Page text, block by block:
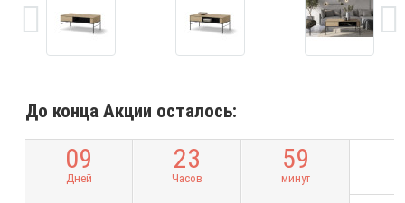
До конца Акции осталось:
09
Дней
23
Часов
59
минут